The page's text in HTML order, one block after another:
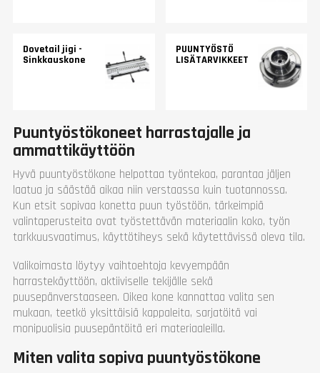
Dovetail jigi -
Sinkkauskone
PUUNTYÖSTÖ
LISÄTARVIKKEET
Puuntyöstökoneet harrastajalle ja
ammattikäyttöön
Hyvä puuntyöstökone helpottaa työntekoa, parantaa jäljen
laatua ja säästää aikaa niin verstaassa kuin tuotannossa.
Kun etsit sopivaa konetta puun työstöön, tärkeimpiä
valintaperusteita ovat työstettävän materiaalin koko, työn
tarkkuusvaatimus, käyttötiheys sekä käytettävissä oleva tila.
Valikoimasta löytyy vaihtoehtoja kevyempään
harrastekäyttöön, aktiiviselle tekijälle sekä
puusepänverstaaseen. Oikea kone kannattaa valita sen
mukaan, teetkö yksittäisiä kappaleita, sarjatöitä vai
monipuolisia puusepäntöitä eri materiaaleilla.
Miten valita sopiva puuntyöstökone